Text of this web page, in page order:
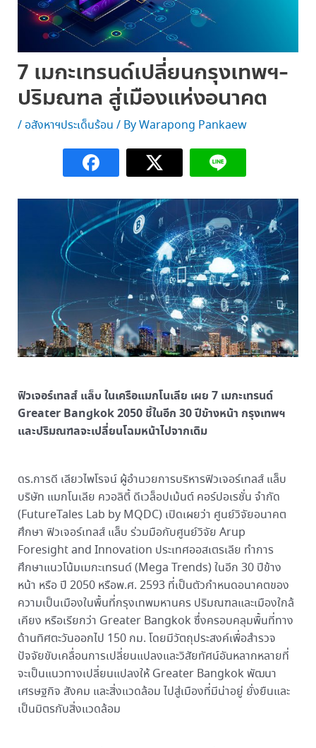
7 เมกะเทรนด์เปลี่ยนกรุงเทพฯ-
ปริมณฑล สู่เมืองแห่งอนาคต
/ อสังหาฯประเด็นร้อน / ByWarapong Pankaew
ฟิวเจอร์เทลส์ แล็บ ในเครือแมกโนเลีย เผย 7 เมกะเทรนด์
Greater Bangkok 2050 ชี้ในอีก 30 ปีข้างหน้า กรุงเทพฯ
และปริมณฑลจะเปลี่ยนโฉมหน้าไปจากเดิม
ดร.การดี เลียวไพโรจน์ ผู้อำนวยการบริหารฟิวเจอร์เทลส์ แล็บ
บริษัท แมกโนเลีย ควอลิตี้ ดีเวล็อปเม้นต์ คอร์ปอเรชั่น จำกัด
(FutureTales Lab by MQDC) เปิดเผยว่า ศูนย์วิจัยอนาคต
ศึกษา ฟิวเจอร์เทลส์ แล็บ ร่วมมือกับศูนย์วิจัย Arup
Foresight and Innovation ประเทศออสเตรเลีย ทำการ
ศึกษาแนวโน้มเมกะเทรนด์ (Mega Trends) ในอีก 30 ปีข้าง
หน้า หรือ ปี 2050 หรือพ.ศ. 2593 ที่เป็นตัวกำหนดอนาคตของ
ความเป็นเมืองในพื้นที่กรุงเทพมหานคร ปริมณฑลและเมืองใกล้
เคียง หรือเรียกว่า Greater Bangkok ซึ่งครอบคลุมพื้นที่ทาง
ด้านทิศตะวันออกไป 150 กม. โดยมีวัตถุประสงค์เพื่อสำรวจ
ปัจจัยขับเคลื่อนการเปลี่ยนแปลงและวิสัยทัศน์อันหลากหลายที่
จะเป็นแนวทางเปลี่ยนแปลงให้ Greater Bangkok พัฒนา
เศรษฐกิจ สังคม และสิ่งแวดล้อม ไปสู่เมืองที่มีน่าอยู่ ยั่งยืนและ
เป็นมิตรกับสิ่งแวดล้อม